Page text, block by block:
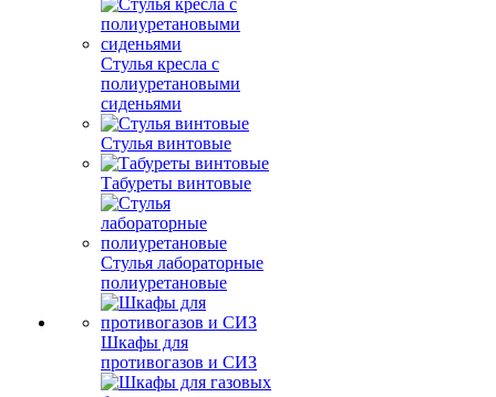
Стулья кресла с
полиуретановыми
сиденьями
Стулья винтовые
Табуреты винтовые
Стулья лабораторные
полиуретановые
Шкафы для
противогазов и СИЗ